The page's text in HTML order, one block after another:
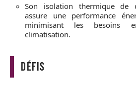
Son isolation thermique de
assure une performance
minimisant les besoins
climatisation.
Défis